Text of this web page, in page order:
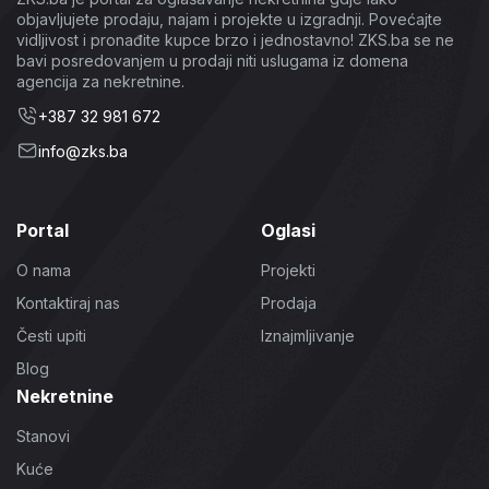
objavljujete prodaju, najam i projekte u izgradnji. Povećajte
vidljivost i pronađite kupce brzo i jednostavno! ZKS.ba se ne
bavi posredovanjem u prodaji niti uslugama iz domena
agencija za nekretnine.
+387 32 981 672
info@zks.ba
Portal
O nama
Kontaktiraj nas
Česti upiti
Blog
Oglasi
Projekti
Prodaja
Iznajmljivanje
Nekretnine
Stanovi
Kuće